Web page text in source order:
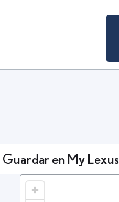
Guardar en My Lexus